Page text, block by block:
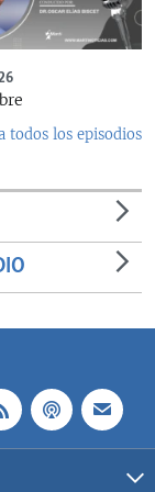
todos los episodios